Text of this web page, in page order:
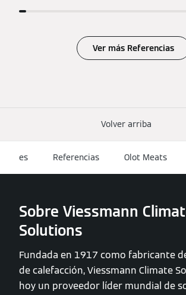
Ver más Referencias
Volver arriba
es Referencias Olot Meats
Sobre Viessmann
Solutions
Fundada en 1917 como fabricante
de calefacción, Viessmann Climate
hoy un proveedor líder mundial de